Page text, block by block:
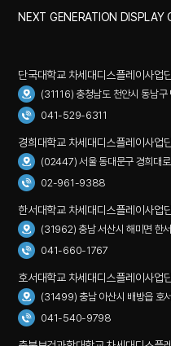
NEXT GENERATION DISPLAY
단국대학교 차세대디스플레이사업
(31116) 충청남도 천안시 동남구
041-529-6311
경희대학교 차세대디스플레이사업
(02447) 서울 동대문구 경희대
02-961-9388
한서대학교 차세대디스플레이사업
(31962) 충남 서산시 해미면 한
041-660-1767
호서대학교 차세대디스플레이사업
(31499) 충남 아산시 배방읍 호
041-540-9798